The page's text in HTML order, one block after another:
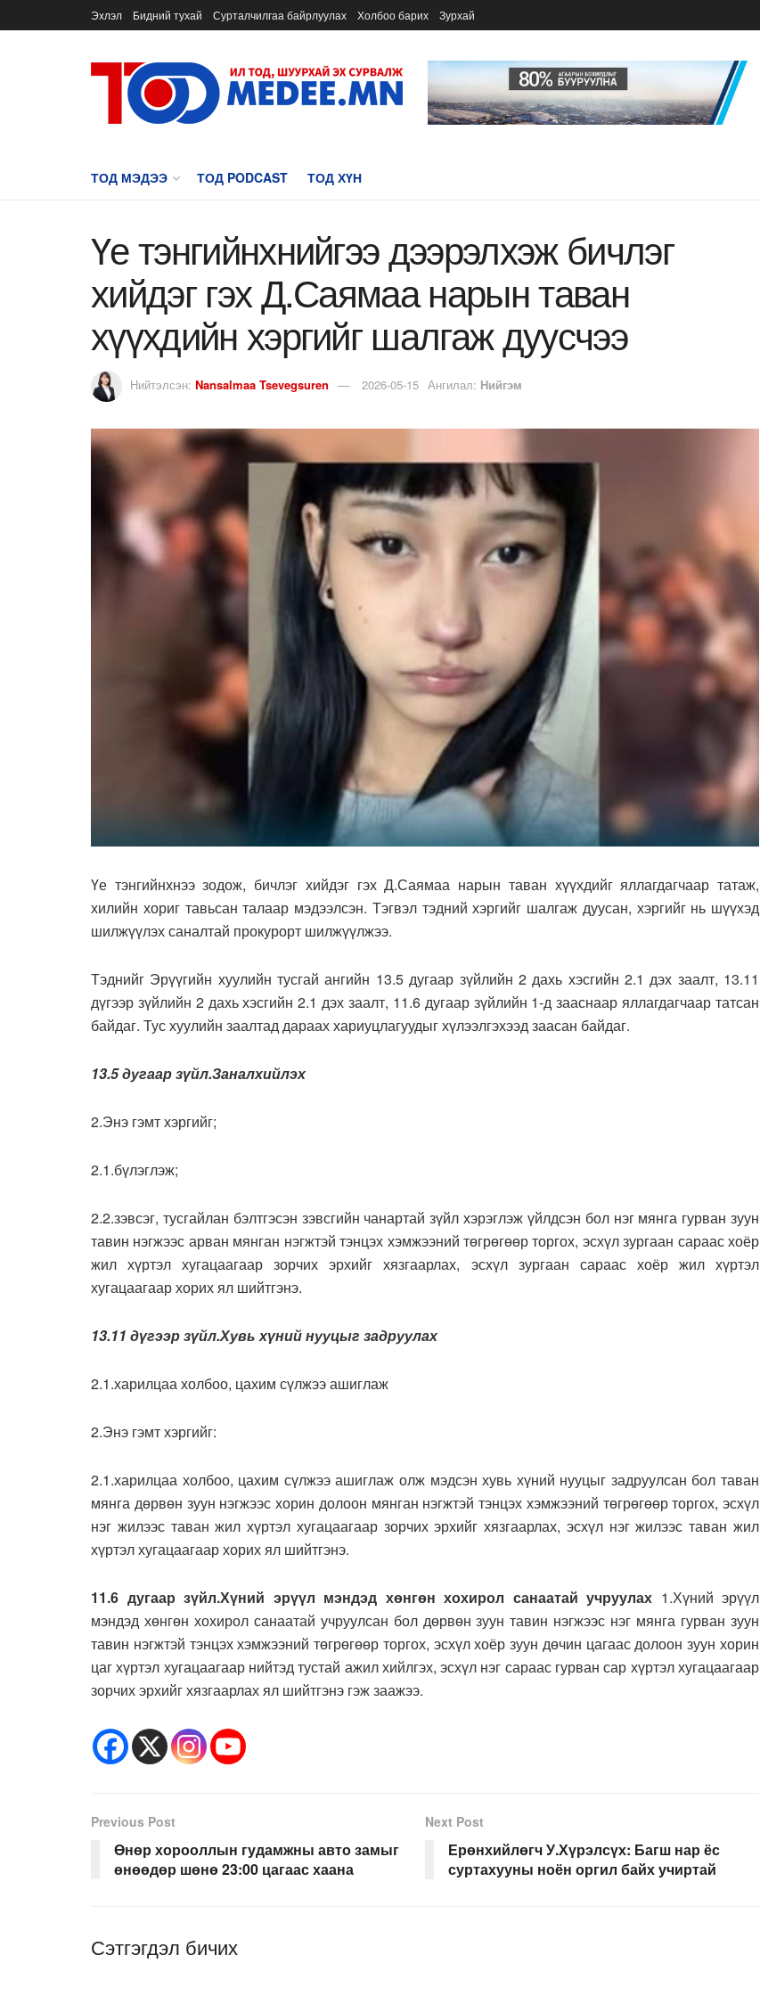
Эхлэл Бидний тухай Сурталчилгаа байрлуулах Холбоо барих Зурхай
ТОД МЭДЭЭ ТОД PODCAST ТОД ХҮН
Үе тэнгийнхнийгээ дээрэлхэж бичлэг
хийдэг гэх Д.Саямаа нарын таван
хүүхдийн хэргийг шалгаж дуусчээ
Нийтэлсэн: Nansalmaa Tsevegsuren 2026-05-15 Ангилал: Нийгэм
Үе тэнгийнхнээ зодож, бичлэг хийдэг гэх Д.Саямаа нарын таван хүүхдийг яллагдагчаар татаж,
хилийн хориг тавьсан талаар мэдээлсэн. Тэгвэл тэдний хэргийг шалгаж дуусан, хэргийг нь шүүхэд
шилжүүлэх саналтай прокурорт шилжүүлжээ.
Тэднийг Эрүүгийн хуулийн тусгай ангийн 13.5 дугаар зүйлийн 2 дахь хэсгийн 2.1 дэх заалт, 13.11
дүгээр зүйлийн 2 дахь хэсгийн 2.1 дэх заалт, 11.6 дугаар зүйлийн 1-д зааснаар яллагдагчаар татсан
байдаг. Тус хуулийн заалтад дараах хариуцлагуудыг хүлээлгэхээд заасан байдаг.
13.5 дугаар зүйл.Заналхийлэх
2.Энэ гэмт хэргийг;
2.1.бүлэглэж;
2.2.зэвсэг, тусгайлан бэлтгэсэн зэвсгийн чанартай зүйл хэрэглэж үйлдсэн бол нэг мянга гурван зуун
тавин нэгжээс арван мянган нэгжтэй тэнцэх хэмжээний төгрөгөөр торгох, эсхүл зургаан сараас хоёр
жил хүртэл хугацаагаар зорчих эрхийг хязгаарлах, эсхүл зургаан сараас хоёр жил хүртэл
хугацаагаар хорих ял шийтгэнэ.
13.11 дүгээр зүйл.Хувь хүний нууцыг задруулах
2.1.харилцаа холбоо, цахим сүлжээ ашиглаж
2.Энэ гэмт хэргийг:
2.1.харилцаа холбоо, цахим сүлжээ ашиглаж олж мэдсэн хувь хүний нууцыг задруулсан бол таван
мянга дөрвөн зуун нэгжээс хорин долоон мянган нэгжтэй тэнцэх хэмжээний төгрөгөөр торгох, эсхүл
нэг жилээс таван жил хүртэл хугацаагаар зорчих эрхийг хязгаарлах, эсхүл нэг жилээс таван жил
хүртэл хугацаагаар хорих ял шийтгэнэ.
11.6 дугаар зүйл.Хүний эрүүл мэндэд хөнгөн хохирол санаатай учруулах 1.Хүний эрүүл
мэндэд хөнгөн хохирол санаатай учруулсан бол дөрвөн зуун тавин нэгжээс нэг мянга гурван зуун
тавин нэгжтэй тэнцэх хэмжээний төгрөгөөр торгох, эсхүл хоёр зуун дөчин цагаас долоон зуун хорин
цаг хүртэл хугацаагаар нийтэд тустай ажил хийлгэх, эсхүл нэг сараас гурван сар хүртэл хугацаагаар
зорчих эрхийг хязгаарлах ял шийтгэнэ гэж заажээ.
Previous Post
Өнөр хорооллын гудамжны авто замыг
өнөөдөр шөнө 23:00 цагаас хаана
Next Post
Ерөнхийлөгч У.Хүрэлсүх: Багш нар ёс
суртахууны ноён оргил байх учиртай
Сэтгэгдэл бичих